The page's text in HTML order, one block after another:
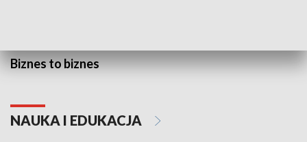
Biznes to biznes
NAUKA I EDUKACJA